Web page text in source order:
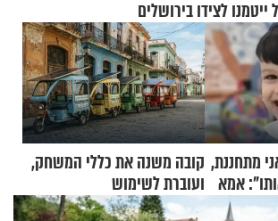
לצידו בירושלים
מתחננת,
אמא
קובה משנה את כללי המשחק,
ועוברת לשימוש
בתלת־אופנועים סולאריים